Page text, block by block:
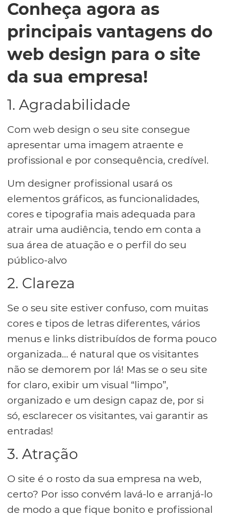
Conheça agora as
principais vantagens do
web design para o site
da sua empresa!
1. Agradabilidade
Com web design o seu site consegue
apresentar uma imagem atraente e
profissional e por consequência, credível.
Um designer profissional usará os
elementos gráficos, as funcionalidades,
cores e tipografia mais adequada para
atrair uma audiência, tendo em conta a
sua área de atuação e o perfil do seu
público-alvo
2. Clareza
Se o seu site estiver confuso, com muitas
cores e tipos de letras diferentes, vários
menus e links distribuídos de forma pouco
organizada… é natural que os visitantes
não se demorem por lá! Mas se o seu site
for claro, exibir um visual “limpo”,
organizado e um design capaz de, por si
só, esclarecer os visitantes, vai garantir as
entradas!
3. Atração
O site é o rosto da sua empresa na web,
certo? Por isso convém lavá-lo e arranjá-lo
de modo a que fique bonito e profissional